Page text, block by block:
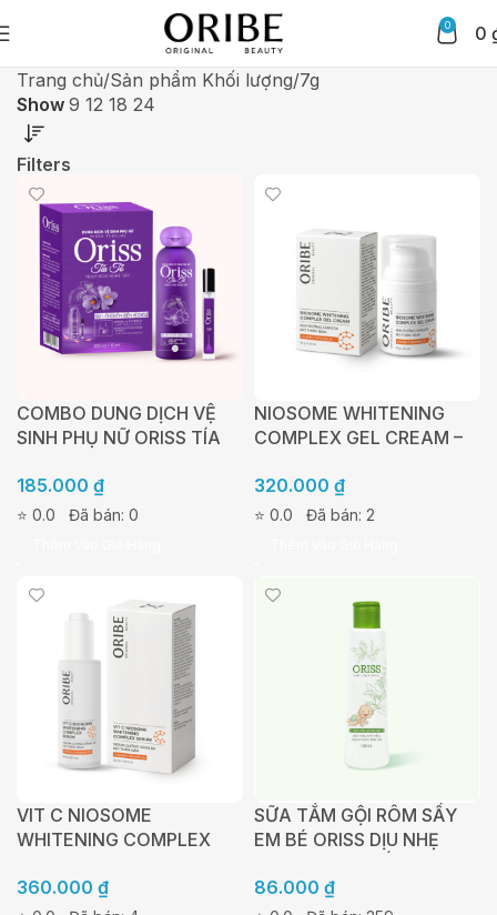
0 0
Trang chủ Sản phẩm Khối lượng 7g
Show 9 12 18 24
Filters
COMBO DUNG DỊCH VỆ
SINH PHỤ NỮ ORISS TÍA
KÍN – COMBO QUYẾN RŨ
LÀM SẠCH VÙNG KÍN
185.000 ₫
⭐ 0.0 Đã bán: 0
NIOSOME WHITENING
COMPLEX GEL CREAM –
THÂM NÁM CHỨA
VITAMIN C NIOSOME 2%
320.000 ₫
⭐ 0.0 Đã bán: 2
VIT C NIOSOME
WHITENING COMPLEX
SÁNG MỜ THÂM NÁM
360.000 ₫
SỮA TẮM GỘI RÔM SẨY
EM BÉ ORISS DỊU NHẸ
150ML
86.000 ₫